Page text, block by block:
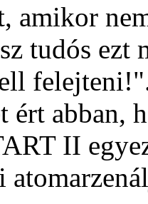
amikor
tudós ezt
ért abban,
II